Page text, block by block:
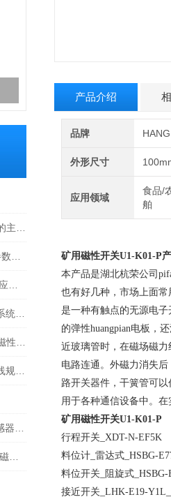
产品介绍
品牌
外形尺寸
应用领域
食品/
舶
矿用磁性开关U1-K01-P
本产品是湖北杭荣公司
也有好几种，市场上面
是一种有触点的无源电
的弹性huangpian电板，
近玻璃管时，在磁场磁力
电路连通。外磁力消失
路开关器件，干簧管可
用于各种通信设备中。
矿用磁性开关U1-K01-P
行程开关_XDT-N-EF5K
料位计_雷达式_HSBG-
料位开关_阻旋式_HSBG-
接近开关_LHK-E19-